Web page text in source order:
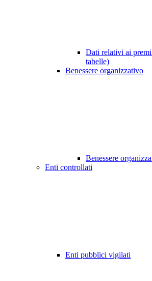
Dati relativi ai
tabelle)
Benessere organizzativo
Benessere
Enti controllati
Enti pubblici vigilati